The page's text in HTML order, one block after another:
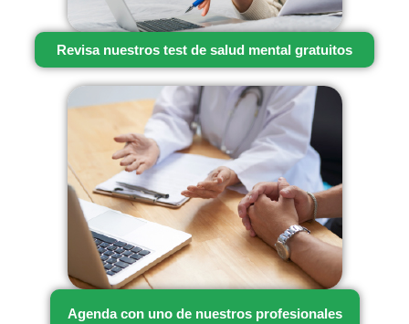
Revisa nuestros test de salud mental gratuitos
Agenda con uno de nuestros profesionales